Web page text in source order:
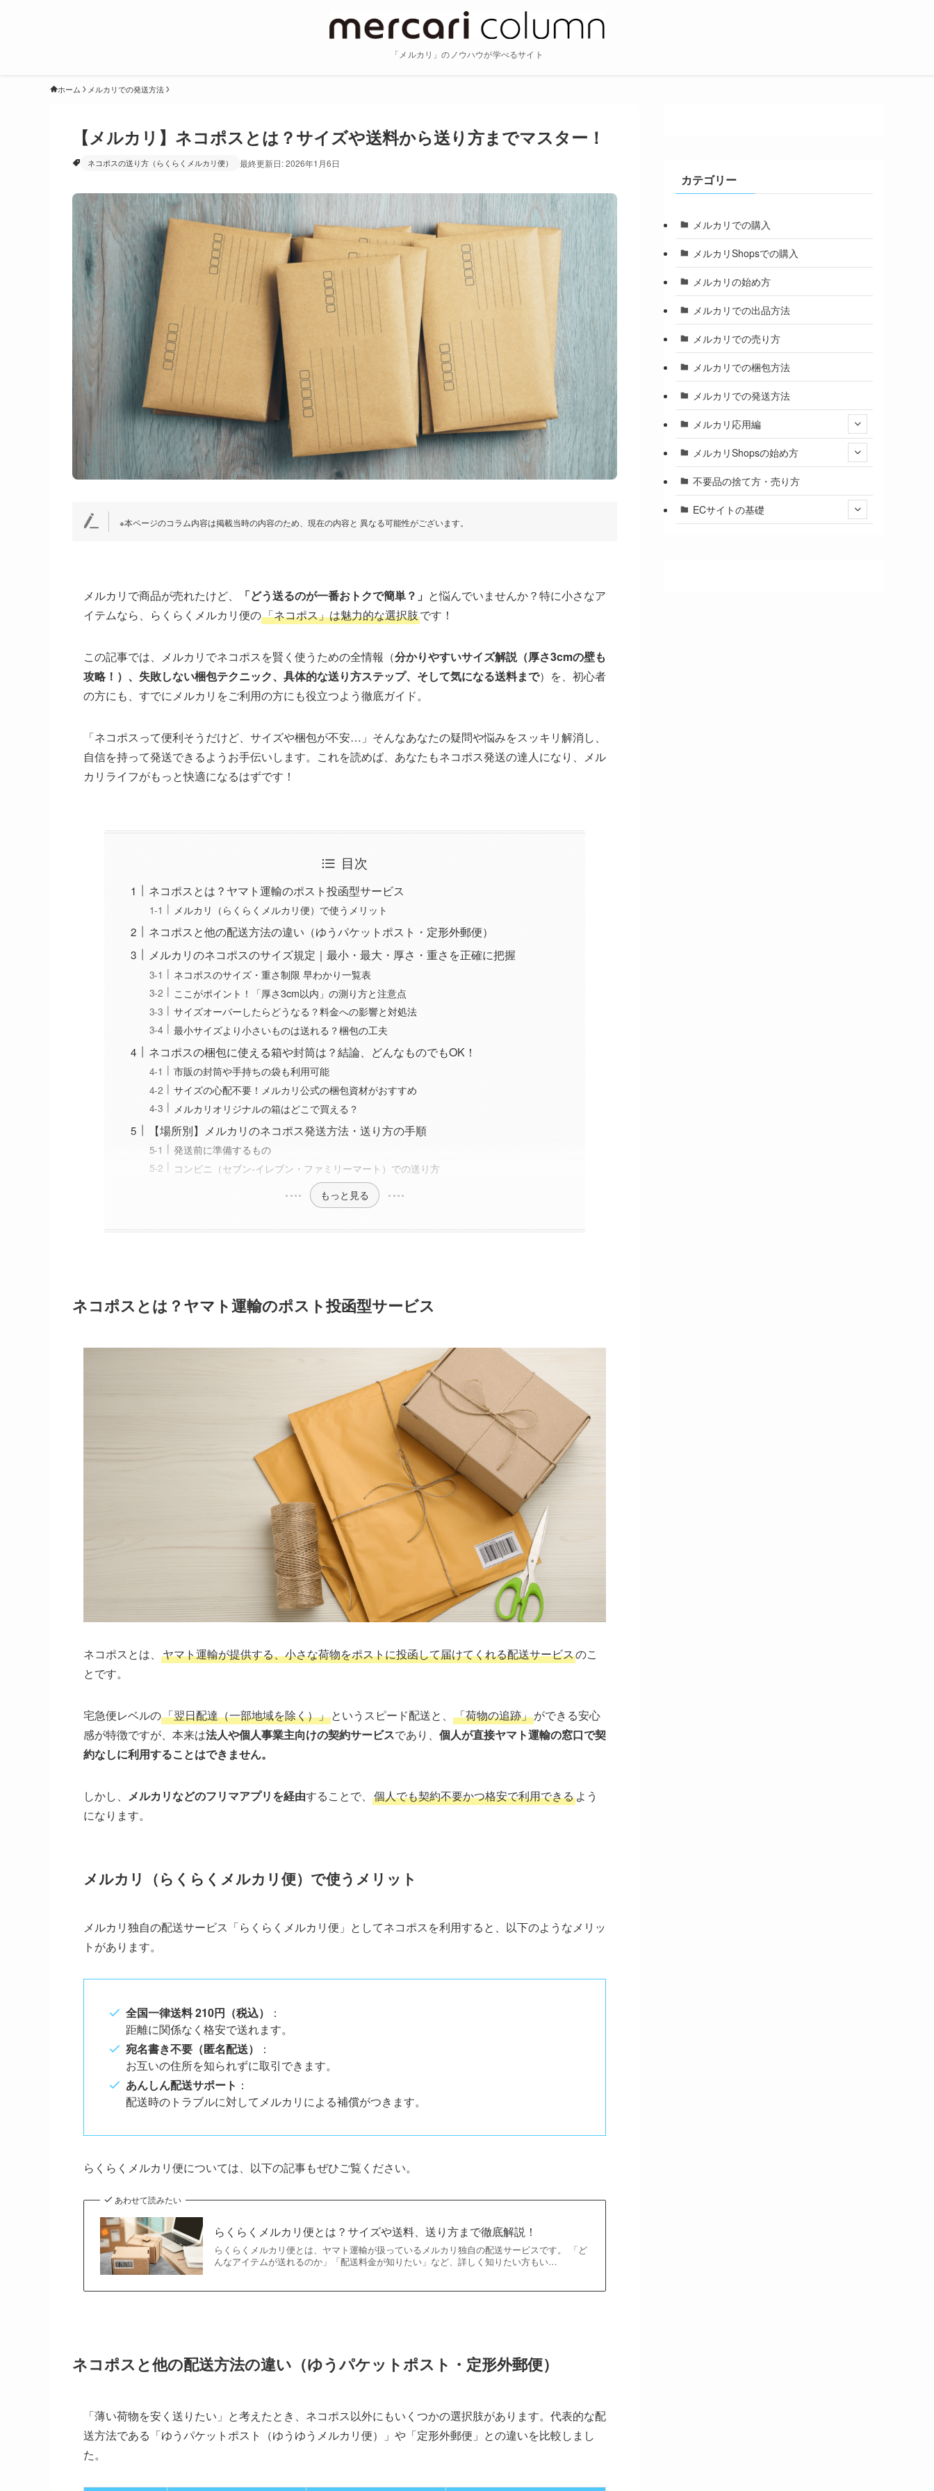
「メルカリ」のノウハウが学べるサイト
ホーム メルカリでの発送方法
【メルカリ】ネコポスとは？サイズや送料から送り方までマスター！
ネコポスの送り方（らくらくメルカリ便） 最終更新日: 2026年1月6日
※本ページのコラム内容は掲載当時の内容のため、現在の内容と 異なる可能性がございます。
メルカリで商品が売れたけど、 「どう送るのが一番おトクで簡単？」 と悩んでいませんか？特に小さなア
イテムなら、らくらくメルカリ便の「ネコポス」は魅力的な選択肢です！
この記事では、メルカリでネコポスを賢く使うための全情報（分かりやすいサイズ解説（厚さ3cmの壁も
攻略！）、失敗しない梱包テクニック、具体的な送り方ステップ、そして気になる送料まで）を、初心者
の方にも、すでにメルカリをご利用の方にも役立つよう徹底ガイド。
「ネコポスって便利そうだけど、サイズや梱包が不安…」そんなあなたの疑問や悩みをスッキリ解消し、
自信を持って発送できるようお手伝いします。これを読めば、あなたもネコポス発送の達人になり、メル
カリライフがもっと快適になるはずです！
目次
ネコポスとは？ヤマト運輸のポスト投函型サービス
メルカリ（らくらくメルカリ便）で使うメリット
ネコポスと他の配送方法の違い（ゆうパケットポスト・定形外郵便）
メルカリのネコポスのサイズ規定｜最小・最大・厚さ・重さを正確に把握
ネコポスのサイズ・重さ制限 早わかり一覧表
ここがポイント！「厚さ3cm以内」の測り方と注意点
サイズオーバーしたらどうなる？料金への影響と対処法
最小サイズより小さいものは送れる？梱包の工夫
ネコポスの梱包に使える箱や封筒は？結論、どんなものでもOK！
市販の封筒や手持ちの袋も利用可能
サイズの心配不要！メルカリ公式の梱包資材がおすすめ
メルカリオリジナルの箱はどこで買える？
【場所別】メルカリのネコポス発送方法・送り方の手順
発送前に準備するもの
コンビニ（セブン-イレブン・ファミリーマート）での送り方
もっと見る
ネコポスとは？ヤマト運輸のポスト投函型サービス
ネコポスとは、 ヤマト運輸が提供する、小さな荷物をポストに投函して届けてくれる配送サービスのこ
とです。
宅急便レベルの「翌日配達（一部地域を除く）」というスピード配送と、 「荷物の追跡」ができる安心
感が特徴ですが、本来は法人や個人事業主向けの契約サービスであり、 個人が直接ヤマト運輸の窓口で契
約なしに利用することはできません。
しかし、 メルカリなどのフリマアプリを経由することで、 個人でも契約不要かつ格安で利用できるよう
になります。
メルカリ（らくらくメルカリ便）で使うメリット
メルカリ独自の配送サービス「らくらくメルカリ便」としてネコポスを利用すると、以下のようなメリッ
トがあります。
全国一律送料 210円（税込）
：
距離に関係なく格安で送れます。
宛名書き不要（匿名配送）
：
お互いの住所を知られずに取引できます。
あんしん配送サポート ：
配送時のトラブルに対してメルカリによる補償がつきます。
らくらくメルカリ便については、以下の記事もぜひご覧ください。
あわせて読みたい
らくらくメルカリ便とは？サイズや送料、送り方まで徹底解説！
らくらくメルカリ便とは、ヤマト運輸が扱っているメルカリ独自の配送サービスです。 「ど
んなアイテムが送れるのか」「配送料金が知りたい」など、詳しく知りたい方もい…
ネコポスと他の配送方法の違い（ゆうパケットポスト・定形外郵便）
「薄い荷物を安く送りたい」と考えたとき、ネコポス以外にもいくつかの選択肢があります。代表的な配
送方法である「ゆうパケットポスト（ゆうゆうメルカリ便）」や「定形外郵便」との違いを比較しまし
た。
カテゴリー
メルカリでの購入
メルカリShopsでの購入
メルカリの始め方
メルカリでの出品方法
メルカリでの売り方
メルカリでの梱包方法
メルカリでの発送方法
メルカリ応用編
メルカリShopsの始め方
不要品の捨て方・売り方
ECサイトの基礎